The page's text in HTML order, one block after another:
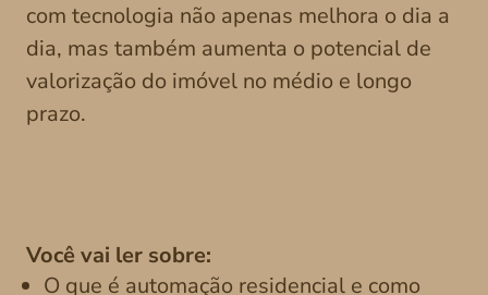
com tecnologia não apenas melhora o dia a
dia, mas também aumenta o potencial de
valorização do imóvel no médio e longo
prazo.
Você vai ler sobre:
O que é automação residencial e como